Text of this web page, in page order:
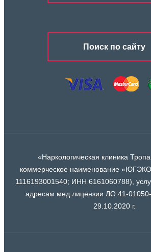
Поиск по сайту
«Наркологическая клиника
коммерческое наименование
1116193001540; ИНН 6161060788),
адресам мед лицензии ЛО 41-
29.10.2020 г.